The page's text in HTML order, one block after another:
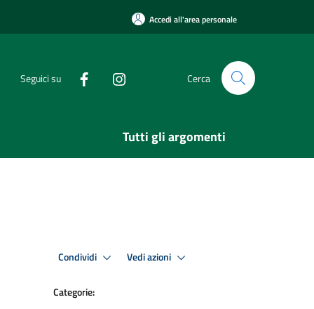
Accedi all'area personale
Seguici su Cerca
Tutti gli argomenti
Condividi Vedi azioni
Categorie: